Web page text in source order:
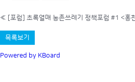
« [포럼] 초록열매 농촌쓰레기 정책포럼 #1 <홍
목록보기
Powered by KBoard